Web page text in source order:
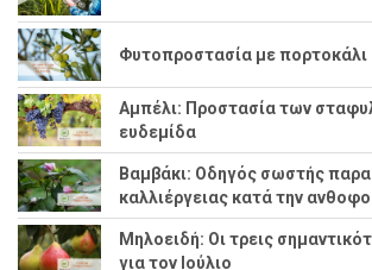
Φυτοπροστασία με πορτοκάλι
Αμπέλι: Προστασία των
ευδεμίδα
Βαμβάκι: Οδηγός σωστής
καλλιέργειας κατά την
Μηλοειδή: Οι τρεις
για τον Ιούλιο